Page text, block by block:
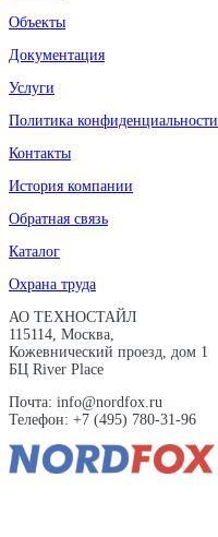
Объекты
Документация
Услуги
Политика конфиденциальности
Контакты
История компании
Обратная связь
Каталог
Охрана труда
АО ТЕХНОСТАЙЛ
115114, Москва,
Кожевнический проезд, дом 1
БЦ River Place
Почта: info@nordfox.ru
Телефон: +7 (495) 780-31-96